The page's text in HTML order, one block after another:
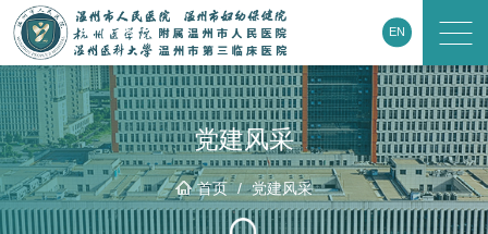
EN
党建风采
首页 / 党建风采